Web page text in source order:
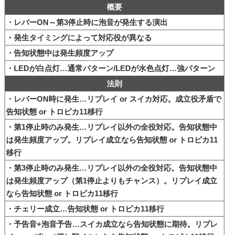
概要
・レバーON～第3停止時に泡音が発生する演出
・発生タイミングによって対応役が異なる
・告知状態中は発生頻度アップ
・LEDが白点灯…通常パターン/LEDが水色点灯…強パターン
法則
・レバーON時に発生…リプレイ or スイカ対応。成立役矛盾で
告知状態 or トロピカ11移行
・第1停止時のみ発生…リプレイ以外の全役対応。告知状態中
は発生頻度アップ。リプレイ成立なら告知状態 or トロピカ11
移行
・第3停止時のみ発生…リプレイ以外の全役対応。告知状態中
は発生頻度アップ（第1停止よりもチャンス）。リプレイ成立
なら告知状態 or トロピカ11移行
・チェリー成立…告知状態 or トロピカ11移行
・予告音+泡音予告…スイカ成立なら告知状態に期待。リプレ